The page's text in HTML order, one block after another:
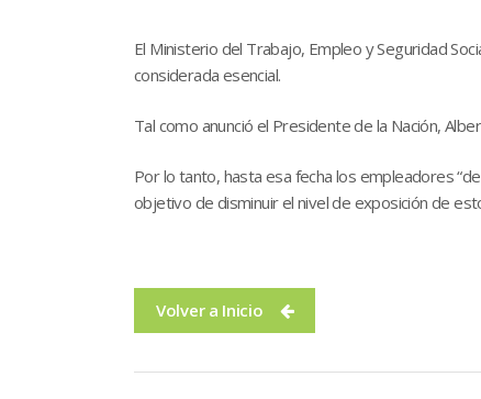
El Ministerio del Trabajo, Empleo y Seguridad
considerada esencial.
Tal como anunció el Presidente de la Nación,
Por lo tanto, hasta esa fecha los empleadores
objetivo de disminuir el nivel de exposición de
Volver a Inicio